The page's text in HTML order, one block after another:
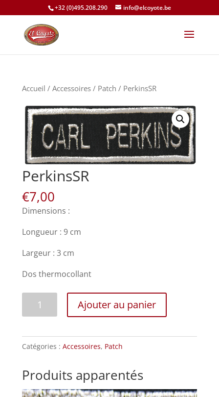
+32 (0)495.208.290 info@elcoyote.be
Accueil / Accessoires/ Patch / PerkinsSR
PerkinsSR
€7,00
Dimensions :
Longueur : 9 cm
Largeur : 3 cm
Dos thermocollant
Ajouter au panier
Catégories : Accessoires, Patch
Produits apparentés